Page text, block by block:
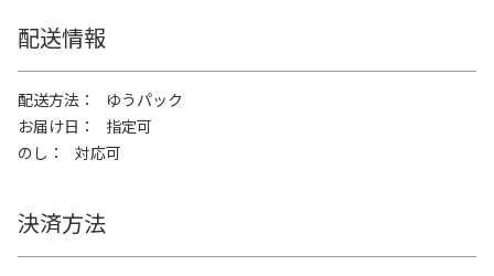
配送情報
配送方法
ゆうパック
お届け日
指定可
のし
対応可
決済方法